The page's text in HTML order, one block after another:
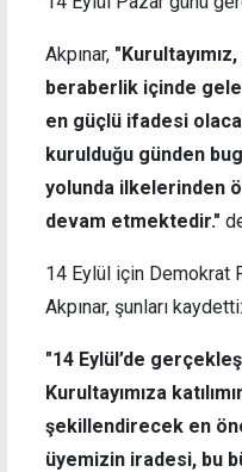
Akpınar,
beraberlik içinde
en güçlü ifadesi
kurulduğu günden
yolunda ilkelerinden
devam etmektedir."
14 Eylül için Demokrat
Akpınar, şunları kaydetti:
"14 Eylül’de
Kurultayımıza
şekillendirecek en
üyemizin iradesi, bu